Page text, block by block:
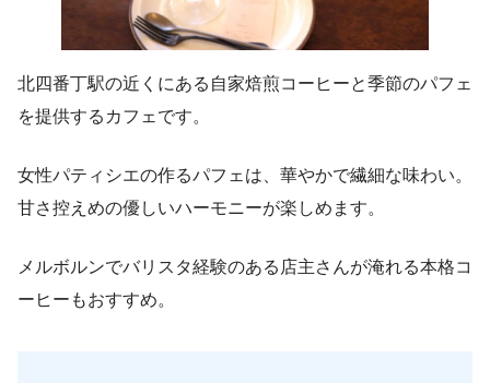
北四番丁駅の近くにある自家焙煎コーヒーと季節のパフェ
を提供するカフェです。
女性パティシエの作るパフェは、華やかで繊細な味わい。
甘さ控えめの優しいハーモニーが楽しめます。
メルボルンでバリスタ経験のある店主さんが淹れる本格コ
ーヒーもおすすめ。